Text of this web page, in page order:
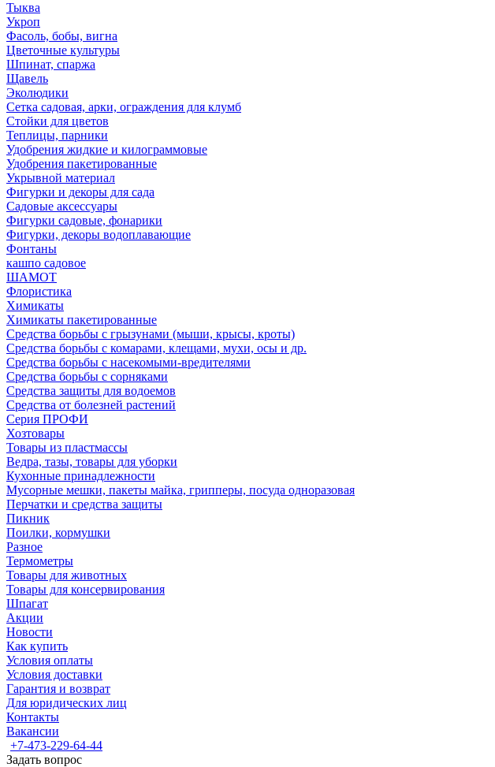
Тыква
Укроп
Фасоль, бобы, вигна
Цветочные культуры
Шпинат, спаржа
Щавель
Эколюдики
Сетка садовая, арки, ограждения для клумб
Стойки для цветов
Теплицы, парники
Удобрения жидкие и килограммовые
Удобрения пакетированные
Укрывной материал
Фигурки и декоры для сада
Садовые аксессуары
Фигурки садовые, фонарики
Фигурки, декоры водоплавающие
Фонтаны
кашпо садовое
ШАМОТ
Флористика
Химикаты
Химикаты пакетированные
Средства борьбы с грызунами (мыши, крысы, кроты)
Средства борьбы с комарами, клещами, мухи, осы и др.
Средства борьбы с насекомыми-вредителями
Средства борьбы с сорняками
Средства защиты для водоемов
Средства от болезней растений
Серия ПРОФИ
Хозтовары
Товары из пластмассы
Ведра, тазы, товары для уборки
Кухонные принадлежности
Мусорные мешки, пакеты майка, грипперы, посуда одноразовая
Перчатки и средства защиты
Пикник
Поилки, кормушки
Разное
Термометры
Товары для животных
Товары для консервирования
Шпагат
Акции
Новости
Как купить
Условия оплаты
Условия доставки
Гарантия и возврат
Для юридических лиц
Контакты
Вакансии
+7-473-229-64-44
Задать вопрос